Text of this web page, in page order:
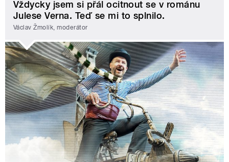
Vždycky jsem si přál ocitnout se v románu
Julese Verna. Teď se mi to splnilo.
Václav Žmolík, moderátor